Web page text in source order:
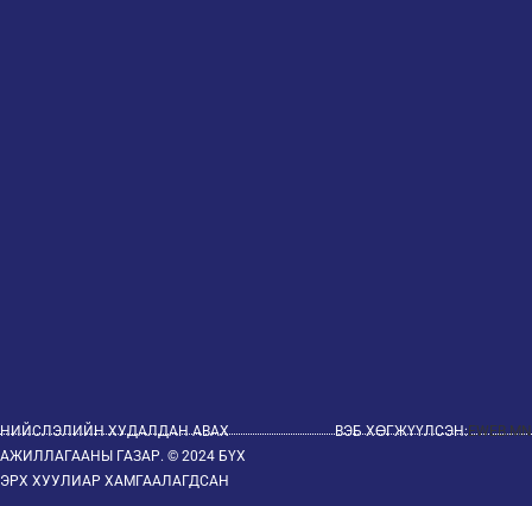
НИЙСЛЭЛИЙН ХУДАЛДАН АВАХ
АЖИЛЛАГААНЫ ГАЗАР. © 2024 БҮХ
ЭРХ ХУУЛИАР ХАМГААЛАГДСАН
ВЭБ ХӨГЖҮҮЛСЭН:EWEB.MN